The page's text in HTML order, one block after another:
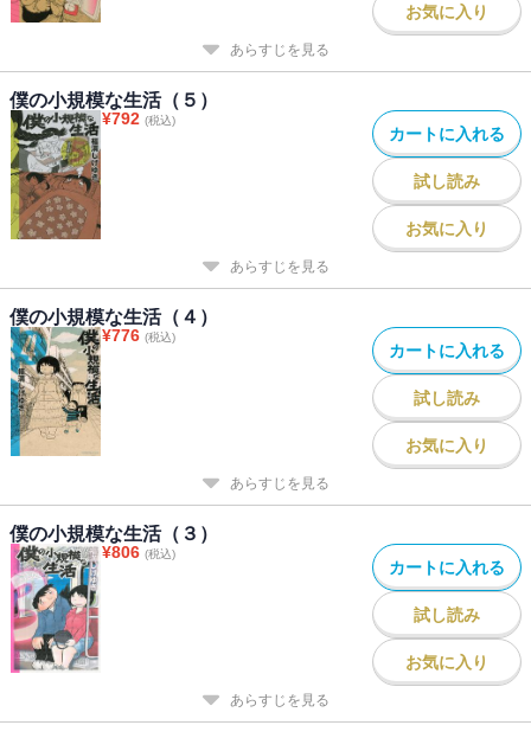
お気に入り
あらすじを見る
僕の小規模な生活（５）
¥792 (税込)
カートに入れる
試し読み
お気に入り
あらすじを見る
僕の小規模な生活（４）
¥776 (税込)
カートに入れる
試し読み
お気に入り
あらすじを見る
僕の小規模な生活（３）
¥806 (税込)
カートに入れる
試し読み
お気に入り
あらすじを見る